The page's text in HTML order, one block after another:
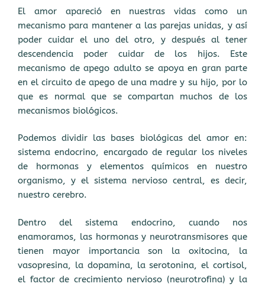
El amor apareció en nuestras vidas como un
mecanismo para mantener a las parejas unidas, y así
poder cuidar el uno del otro, y después al tener
descendencia poder cuidar de los hijos. Este
mecanismo de apego adulto se apoya en gran parte
en el circuito de apego de una madre y su hijo, por lo
que es normal que se compartan muchos de los
mecanismos biológicos.
Podemos dividir las bases biológicas del amor en:
sistema endocrino, encargado de regular los niveles
de hormonas y elementos químicos en nuestro
organismo, y el sistema nervioso central, es decir,
nuestro cerebro.
Dentro del sistema endocrino, cuando nos
enamoramos, las hormonas y neurotransmisores que
tienen mayor importancia son la oxitocina, la
vasopresina, la dopamina, la serotonina, el cortisol,
el factor de crecimiento nervioso (neurotrofina) y la